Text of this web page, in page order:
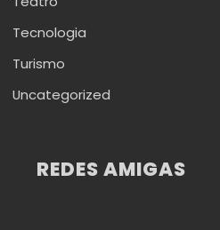
Tecnologia
Turismo
Uncategorized
REDES AMIGAS